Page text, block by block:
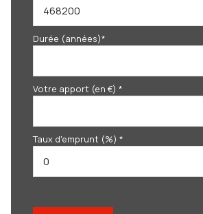
Durée (années)*
Votre apport (en €) *
Taux d'emprunt (%) *